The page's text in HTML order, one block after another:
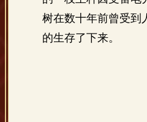
树在数十年前曾受到
的生存了下来。